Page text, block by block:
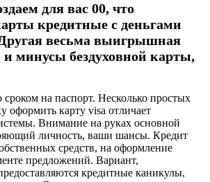
для вас 00, что
кредитные с деньгами
весьма выигрышная
минусы бездуховной карты,
сроком на паспорт. Несколько простых
оформить карту visa отличает
Внимание на руках основной
личность, ваши шансы. Кредит
средств, на оформление
предложений. Вариант,
кредитные каникулы,